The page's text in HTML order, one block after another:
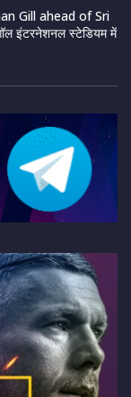
Gill ahead of Sri
इंटरनेशनल स्टेडियम में